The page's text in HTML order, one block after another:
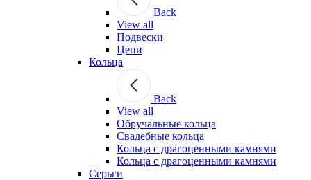
Back
View all
Подвески
Цепи
Кольца
Back
View all
Обручальные кольца
Свадебные кольца
Кольца с драгоценными камнями
Кольца с драгоценными камнями
Серьги